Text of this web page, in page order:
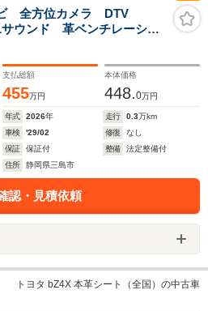
全方位カメラ DTV
ウンド 革ベンチレーショ
ライト デジタルミラ
ー Pバックドア チーム
支払総額
455万円
本体価格
448.0万円
年式 2026年 走行 0.3万km
車検
'29/02 修復
なし
保証
保証付 整備
法定整備付
住所
静岡県三島市
認・見積依頼
トヨタ bZ4X 本革シート（全国）の中古車